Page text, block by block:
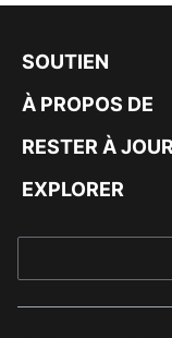
SOUTIEN
À PROPOS DE
RESTER À JOUR
EXPLORER